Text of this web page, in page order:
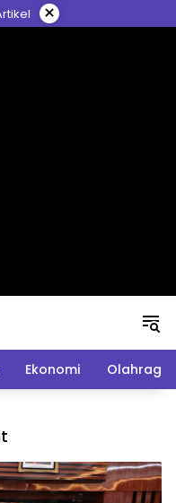
×
Ekonomi Olahraga